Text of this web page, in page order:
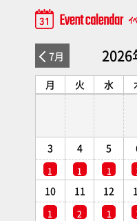
7月 2026
月 火 水
3
1
4
1
5
1
10
1
11
2
12
1